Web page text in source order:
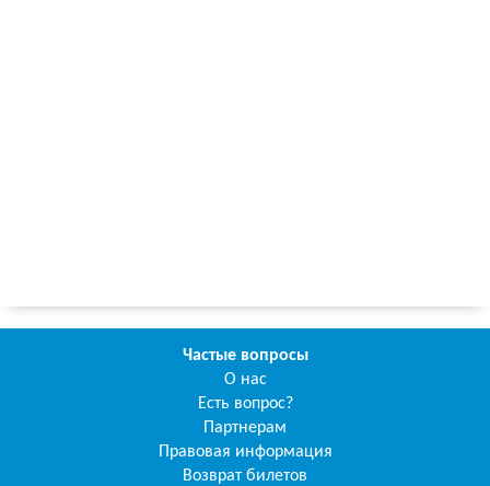
Частые вопросы
О нас
Есть вопрос?
Партнерам
Правовая информация
Возврат билетов